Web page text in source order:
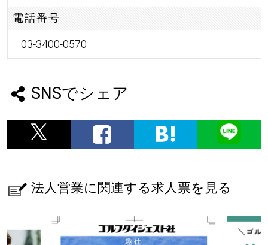
電話番号
03-3400-0570
SNSでシェア
法人営業に関連する求人票を見る